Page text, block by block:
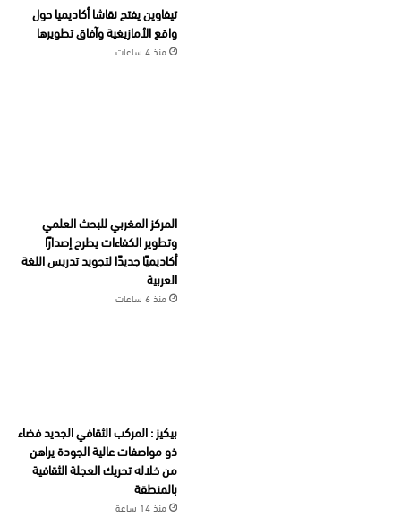
تيفاوين يفتح نقاشا أكاديميا حول
واقع الأمازيغية وآفاق تطويرها
منذ 4 ساعات
المركز المغربي للبحث العلمي
وتطوير الكفاءات يطرح إصدارًا
أكاديميًا جديدًا لتجويد تدريس اللغة
العربية
منذ 6 ساعات
بيكيز : المركب الثقافي الجديد فضاء
ذو مواصفات عالية الجودة يراهن
من خلاله تحريك العجلة الثقافية
بالمنطقة
منذ 14 ساعة